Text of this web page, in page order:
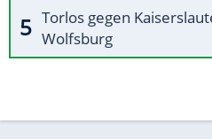
Torlos gegen
Wolfsburg